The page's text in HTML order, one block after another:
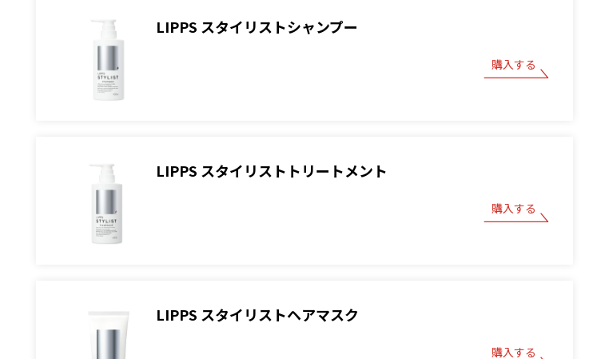
LIPPS スタイリストシャンプー
購入する
LIPPS スタイリストトリートメント
購入する
LIPPS スタイリストヘアマスク
購入する